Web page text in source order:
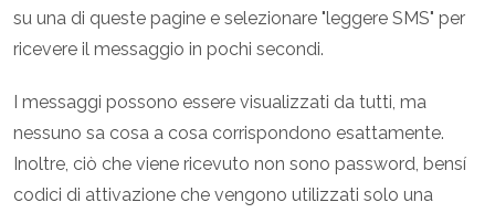
su una di queste pagine e selezionare "leggere SMS" per
ricevere il messaggio in pochi secondi.
I messaggi possono essere visualizzati da tutti, ma
nessuno sa cosa a cosa corrispondono esattamente.
Inoltre, ciò che viene ricevuto non sono password, bensí
codici di attivazione che vengono utilizzati solo una